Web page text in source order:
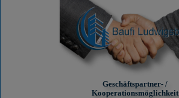
Geschäftspartner- /
Kooperationsmöglichkeit